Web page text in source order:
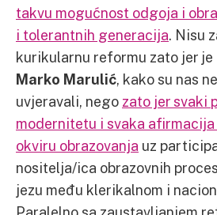
takvu mogućnost odgoja i
i tolerantnih generacija. Nisu
kurikularnu reformu zato jer
Marko Marulić, kako su nas
uvjeravali, nego zato jer svaki
modernitetu i svaka
okviru obrazovanja uz
nositelja/ica obrazovnih
jezu među klerikalnom i